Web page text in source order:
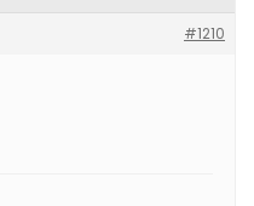
#1210